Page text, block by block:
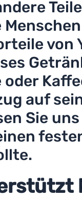
von
oder
auf
Sie